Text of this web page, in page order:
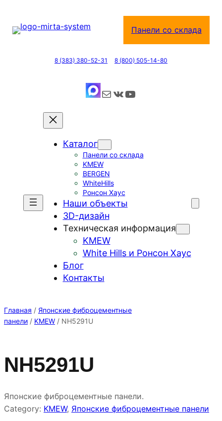
содержимому
Панели со склада
8 (383) 380-52-31 8 (800) 505-14-80
Почта ВКонтакте YouTube
Каталог
Панели со склада
KMEW
BERGEN
WhiteHills
Ронсон Хаус
Наши объекты
3D-дизайн
Техническая информация
KMEW
White Hills и Ронсон Хаус
Блог
Контакты
Главная / Японские фиброцементные
панели / KMEW / NH5291U
NH5291U
Японские фиброцементные панели.
Category: KMEW, Японские фиброцементные панели